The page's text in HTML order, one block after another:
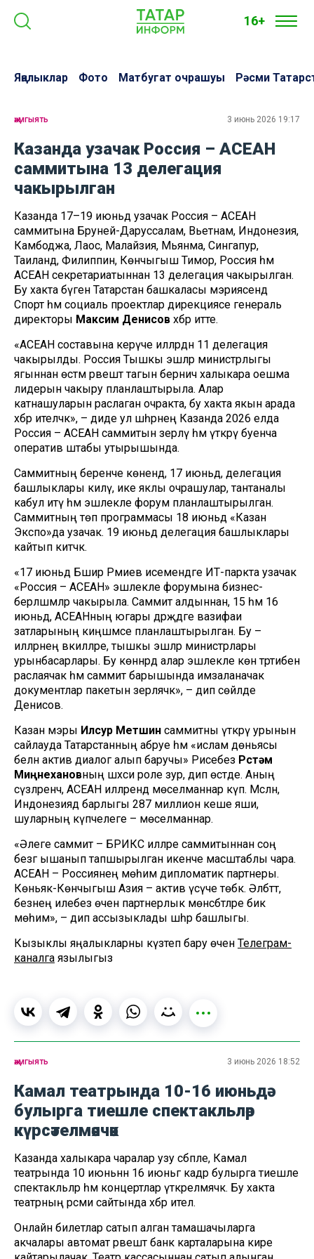
16+
Яңалыклар Фото Матбугат очрашуы Рәсми
җәмгыять 3 июнь 2026 19:17
Казанда узачак Россия – АСЕАН
саммитына 13 делегация
чакырылган
Казанда 17–19 июньдә узачак Россия – АСЕАН
саммитына Бруней-Даруссалам, Вьетнам, Индонезия,
Камбоджа, Лаос, Малайзия, Мьянма, Сингапур,
Таиланд, Филиппин, Көнчыгыш Тимор, Россия һәм
АСЕАН секретариатыннан 13 делегация чакырылган.
Бу хакта бүген Татарстан башкаласы мэриясендә
Спорт һәм социаль проектлар дирекциясе генераль
директоры Максим Денисов хәбәр итте.
«АСЕАН составына керүче илләрдән 11 делегация
чакырылды. Россия Тышкы эшләр министрлыгы
ягыннан өстәмә рәвештә тагын берничә халыкара оешма
лидерын чакыру планлаштырыла. Алар
катнашуларын раслаган очракта, бу хакта якын арада
хәбәр ителәчәк», – диде ул шәһәрнең Казанда 2026 елда
Россия – АСЕАН саммитын әзерләү һәм үткәрү буенча
оператив штабы утырышында.
Саммитның беренче көнендә, 17 июньдә, делегация
башлыклары килү, ике яклы очрашулар, тантаналы
кабул итү һәм эшлекле форум планлаштырылган.
Саммитның төп программасы 18 июньдә «Казан
Экспо»да узачак. 19 июньдә делегация башлыклары
кайтып китәчәк.
«17 июньдә Бәшир Рәмиев исемендәге ИТ-паркта узачак
«Россия – АСЕАН» эшлекле форумына бизнес-
берләшмәләр чакырыла. Саммит алдыннан, 15 һәм 16
июньдә, АСЕАНның югары дәрәҗәдәге вазифаи
затларының киңәшмәсе планлаштырылган. Бу –
илләрнең вәкилләре, тышкы эшләр министрлары
урынбасарлары. Бу көннәрдә алар эшлекле көн тәртибен
раслаячак һәм саммит барышында имзаланачак
документлар пакетын әзерләячәк», – дип сөйләде
Денисов.
Казан мэры Илсур Метшин саммитны үткәрү урынын
сайлауда Татарстанның абруе һәм «ислам дөньясы
белән актив диалог алып баручы» Рәисебез Рөстәм
Миңнехановның шәхси роле зур, дип өстәде. Аның
сүзләренчә, АСЕАН илләрендә мөселманнар күп. Мәсәлән,
Индонезиядә барлыгы 287 миллион кеше яши,
шуларның күпчелеге – мөселманнар.
«Әлеге саммит – БРИКС илләре саммитыннан соң
безгә ышанып тапшырылган икенче масштаблы чара.
АСЕАН – Россиянең мөһим дипломатик партнеры.
Көньяк-Көнчыгыш Азия – актив үсүче төбәк. Әлбәттә,
безнең илебез өчен партнерлык мөнәсәбәтләре бик
мөһим», – дип ассызыклады шәһәр башлыгы.
Кызыклы яңалыкларны күзәтеп бару өчен Телеграм-
каналга язылыгыз
җәмгыять 3 июнь 2026 18:52
Камал театрында 10-16 июньдә
булырга тиешле спектакльләр
күрсәтелмәячәк
Казанда халыкара чаралар узу сәбәпле, Камал
театрында 10 июньнән 16 июньгә кадәр булырга тиешле
спектакльләр һәм концертлар үткәрелмәячәк. Бу хакта
театрның рәсми сайтында хәбәр ителә.
Онлайн билетлар сатып алган тамашачыларга
акчалары автомат рәвештә банк карталарына кире